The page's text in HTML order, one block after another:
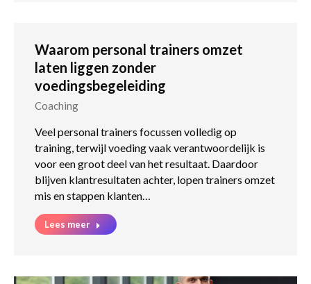
Waarom personal trainers omzet
laten liggen zonder
voedingsbegeleiding
Coaching
Veel personal trainers focussen volledig op
training, terwijl voeding vaak verantwoordelijk is
voor een groot deel van het resultaat. Daardoor
blijven klantresultaten achter, lopen trainers omzet
mis en stappen klanten…
Lees meer